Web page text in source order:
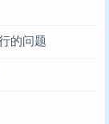
的问题